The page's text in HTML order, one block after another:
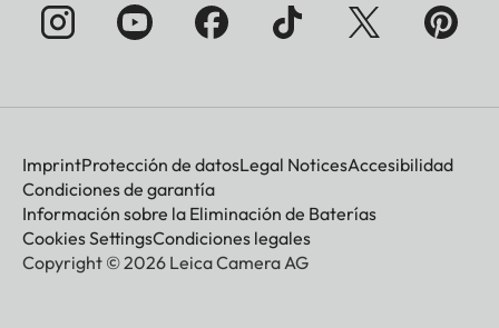
ImprintProtección de datosLegal NoticesAccesibilidad
Condiciones de garantía
Información sobre la Eliminación de Baterías
Cookies SettingsCondiciones legales
Copyright © 2026 Leica Camera AG